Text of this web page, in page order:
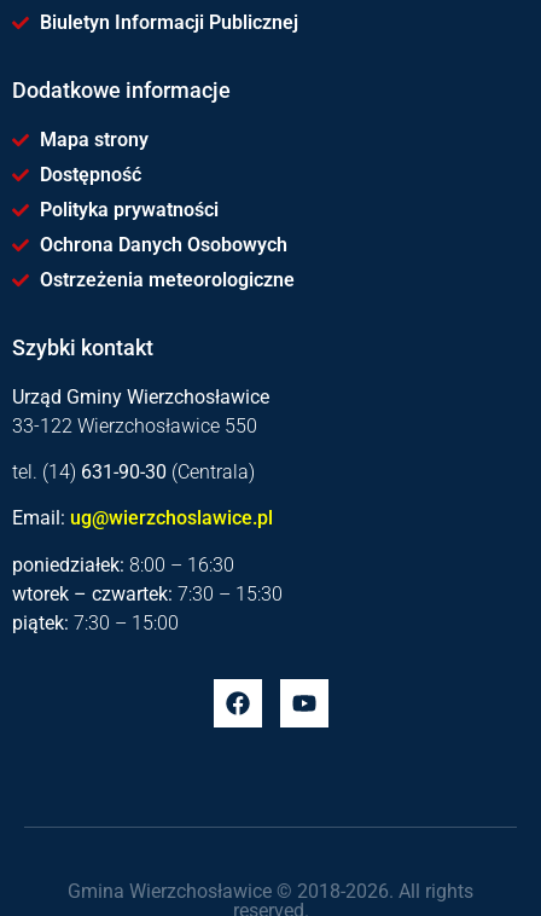
Biuletyn Informacji Publicznej
Dodatkowe informacje
Mapa strony
Dostępność
Polityka prywatności
Ochrona Danych Osobowych
Ostrzeżenia meteorologiczne
Szybki kontakt
Urząd Gminy Wierzchosławice
33-122 Wierzchosławice 550
tel. (14) 631-90-30 (Centrala)
Email: ug@wierzchoslawice.pl
poniedziałek: 8:00 – 16:30
wtorek – czwartek: 7:30 – 15:30
piątek: 7:30 – 15:00
Gmina Wierzchosławice © 2018-2026. All rights
reserved.